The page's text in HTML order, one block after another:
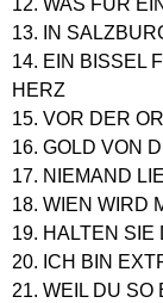
12. WAS FUR
13. IN
14. EIN BISSEL
HERZ
15. VOR DER
16. GOLD VON
17. NIEMAND
18. WIEN WIRD
19. HALTEN SIE
20. ICH BIN
21. WEIL DU SO